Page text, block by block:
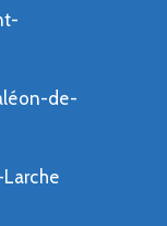
de-